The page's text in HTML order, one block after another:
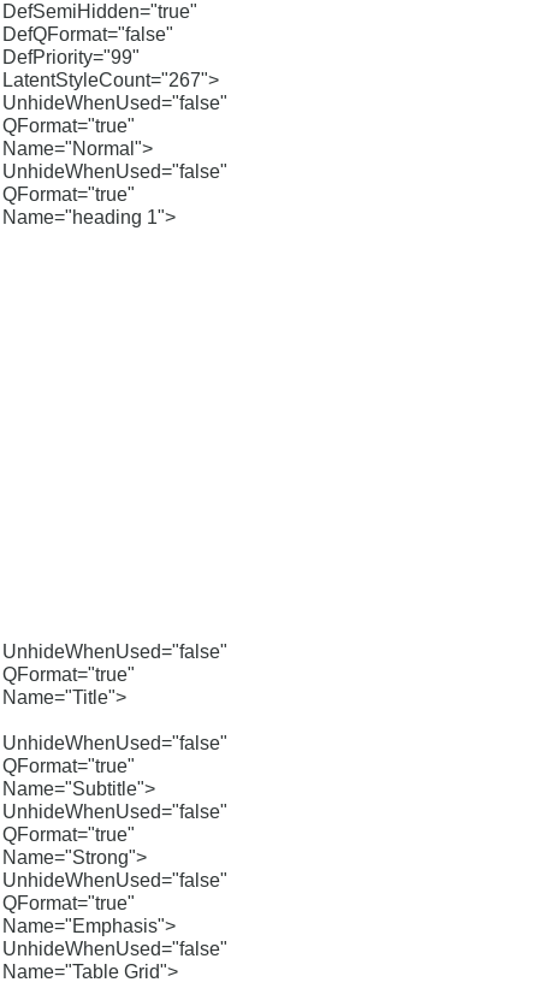
DefSemiHidden="true"
DefQFormat="false"
DefPriority="99"
LatentStyleCount="267">
UnhideWhenUsed="false"
QFormat="true"
Name="Normal">
UnhideWhenUsed="false"
QFormat="true"
Name="heading 1">
UnhideWhenUsed="false"
QFormat="true"
Name="Title">
UnhideWhenUsed="false"
QFormat="true"
Name="Subtitle">
UnhideWhenUsed="false"
QFormat="true"
Name="Strong">
UnhideWhenUsed="false"
QFormat="true"
Name="Emphasis">
UnhideWhenUsed="false"
Name="Table Grid">